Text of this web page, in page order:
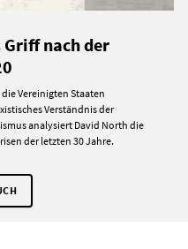
nach der
Vereinigten Staaten
Verständnis der
analysiert David North die
der letzten 30 Jahre.